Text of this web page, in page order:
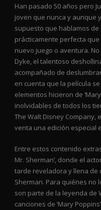
Han pasado 50 años pero
joven que nunca y aunque
supuesto que hablamos
prácticamente perfecta
nuevo juego o aventura.
Dyke, el talentoso
acompañado de
en cuenta que la película
elementos hicieron de
inolvidables de todos los
The Walt Disney Company,
venta una edición especial
Entre estos contenido
Mr. Sherman’, donde el
tarde reveladora y llena de
Sherman. Para quiénes no
son parte de la leyenda de
canciones de ‘Mary